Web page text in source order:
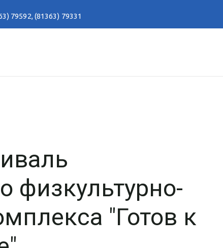
79592,(81363) 79331
физкультурно-
"Готов к